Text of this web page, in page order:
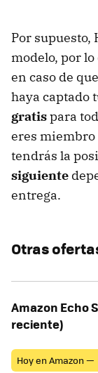
Por supuesto,
modelo, por
en caso de
haya captado
gratispara
eres
tendrás la
siguiente
entrega.
Otras
Amazon Echo
reciente)
Hoy en Amazon —